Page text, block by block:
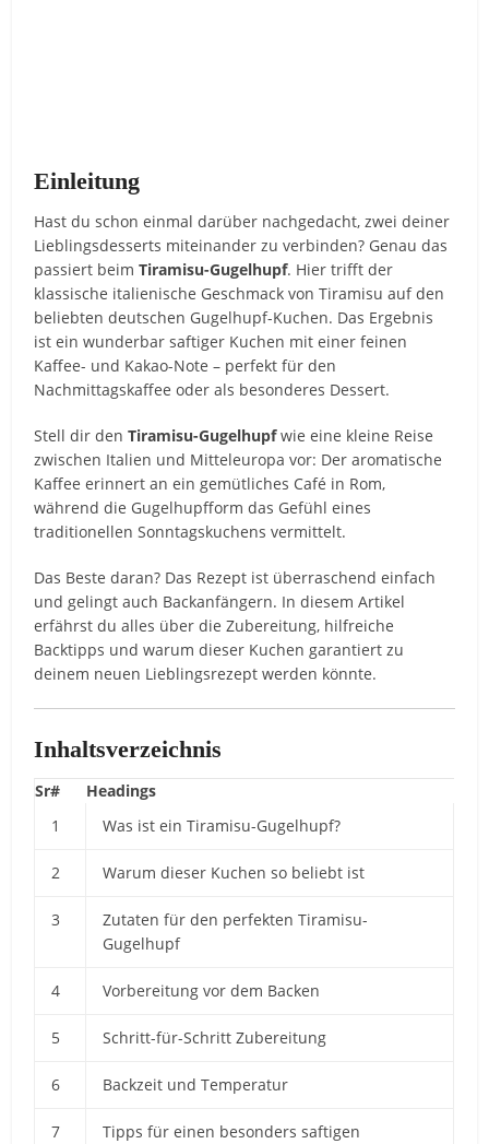
Einleitung
Hast du schon einmal darüber nachgedacht, zwei deiner
Lieblingsdesserts miteinander zu verbinden? Genau das
passiert beimTiramisu-Gugelhupf. Hier trifft der
klassische italienische Geschmack von Tiramisu auf den
beliebten deutschen Gugelhupf-Kuchen. Das Ergebnis
ist ein wunderbar saftiger Kuchen mit einer feinen
Kaffee- und Kakao-Note – perfekt für den
Nachmittagskaffee oder als besonderes Dessert.
Stell dir denTiramisu-Gugelhupfwie eine kleine Reise
zwischen Italien und Mitteleuropa vor: Der aromatische
Kaffee erinnert an ein gemütliches Café in Rom,
während die Gugelhupfform das Gefühl eines
traditionellen Sonntagskuchens vermittelt.
Das Beste daran? Das Rezept ist überraschend einfach
und gelingt auch Backanfängern. In diesem Artikel
erfährst du alles über die Zubereitung, hilfreiche
Backtipps und warum dieser Kuchen garantiert zu
deinem neuen Lieblingsrezept werden könnte.
Inhaltsverzeichnis
Sr#
Headings
1
Was ist ein Tiramisu-Gugelhupf?
2 Warum dieser Kuchen so beliebt ist
3
Zutaten für den perfekten Tiramisu-
Gugelhupf
4 Vorbereitung vor dem Backen
5 Schritt-für-Schritt Zubereitung
6 Backzeit und Temperatur
7
Tipps für einen besonders saftigen